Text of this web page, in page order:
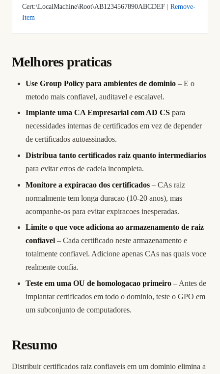
Cert:\LocalMachine\Root\AB1234567890ABCDEF
Remove-
Item
Melhores praticas
Use Group Policy para ambientes de dominio – E o
metodo mais confiavel, auditavel e escalavel.
Implante uma CA Empresarial com AD CS para
necessidades internas de certificados em vez de depender
de certificados autoassinados.
Distribua tanto certificados raiz quanto intermediarios
para evitar erros de cadeia incompleta.
Monitore a expiracao dos certificados – CAs raiz
normalmente tem longa duracao (10-20 anos), mas
acompanhe-os para evitar expiracoes inesperadas.
Limite o que voce adiciona ao armazenamento de raiz
confiavel – Cada certificado neste armazenamento e
totalmente confiavel. Adicione apenas CAs nas quais voce
realmente confia.
Teste em uma OU de homologacao primeiro – Antes de
implantar certificados em todo o dominio, teste o GPO em
um subconjunto de computadores.
Resumo
Distribuir certificados raiz confiaveis em um dominio elimina a